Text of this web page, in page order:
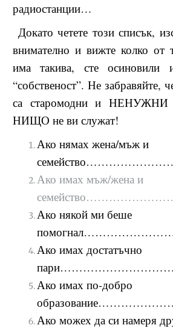
радиостанции…
Докато четете този списък,
внимателно и вижте колко от
има такива, сте
“собственост”. Не забравяйте,
са старомодни и НЕНУЖНИ
НИЩО не ви служат!
Ако нямах жена/мъж и
Ако имах мъж/жена и
Ако някой ми беше
Ако имах достатъчно
Ако имах по-добро
Ако можех да си намеря